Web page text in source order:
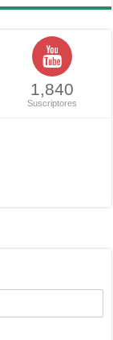
1,840
Suscriptores